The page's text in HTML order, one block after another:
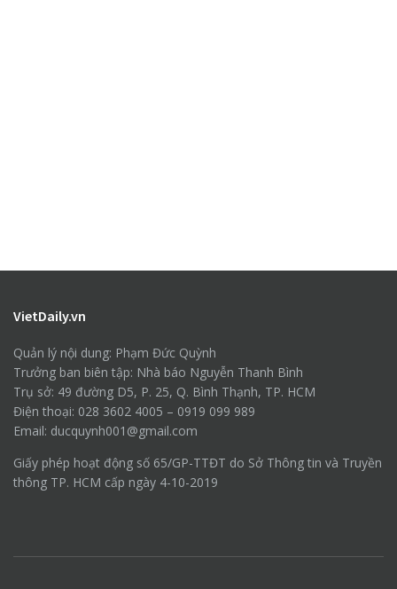
VietDaily.vn
Quản lý nội dung: Phạm Đức Quỳnh
Trưởng ban biên tập: Nhà báo Nguyễn Thanh Bình
Trụ sở: 49 đường D5, P. 25, Q. Bình Thạnh, TP. HCM
Điện thoại: 028 3602 4005 – 0919 099 989
Email: ducquynh001@gmail.com
Giấy phép hoạt động số 65/GP-TTĐT do Sở Thông tin và Truyền
thông TP. HCM cấp ngày 4-10-2019